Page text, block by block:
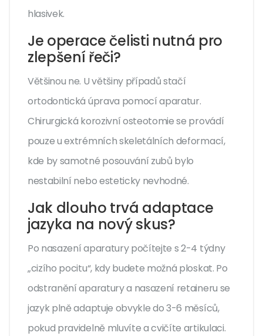
hlasivek.
Je operace čelisti nutná pro
zlepšení řeči?
Většinou ne. U většiny případů stačí
ortodontická úprava pomocí aparatur.
Chirurgická korozivní osteotomie se provádí
pouze u extrémních skeletálních deformací,
kde by samotné posouvání zubů bylo
nestabilní nebo esteticky nevhodné.
Jak dlouho trvá adaptace
jazyka na nový skus?
Po nasazení aparatury počítejte s 2-4 týdny
„cizího pocitu“, kdy budete možná ploskat. Po
odstranění aparatury a nasazení retaineru se
jazyk plně adaptuje obvykle do 3-6 měsíců,
pokud pravidelně mluvíte a cvičíte artikulaci.